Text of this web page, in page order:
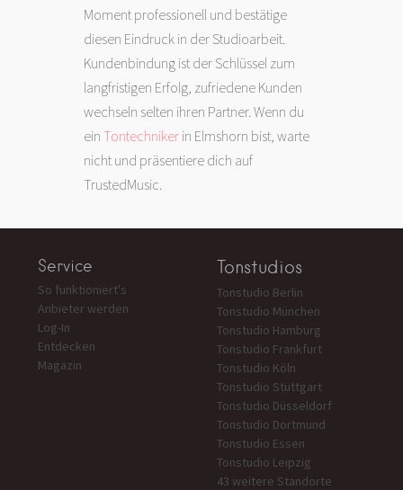
Moment professionell und bestätige
diesen Eindruck in der Studioarbeit.
Kundenbindung ist der Schlüssel zum
langfristigen Erfolg, zufriedene Kunden
wechseln selten ihren Partner. Wenn du
ein Tontechniker in Elmshorn bist, warte
nicht und präsentiere dich auf
TrustedMusic.
Service
So funktioniert's
Anbieter werden
Log-In
Entdecken
Magazin
Tonstudios
Tonstudio Berlin
Tonstudio München
Tonstudio Hamburg
Tonstudio Frankfurt
Tonstudio Köln
Tonstudio Stuttgart
Tonstudio Düsseldorf
Tonstudio Dortmund
Tonstudio Essen
Tonstudio Leipzig
43 weitere Standorte